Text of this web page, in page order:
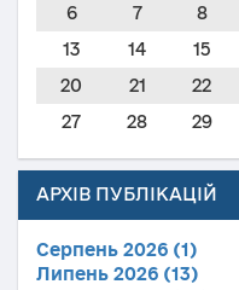
6
7 8
13
14 15
20
21 22
27
28 29
АРХІВ ПУБЛІКАЦІЙ
Серпень 2026 (1)
Липень 2026 (13)